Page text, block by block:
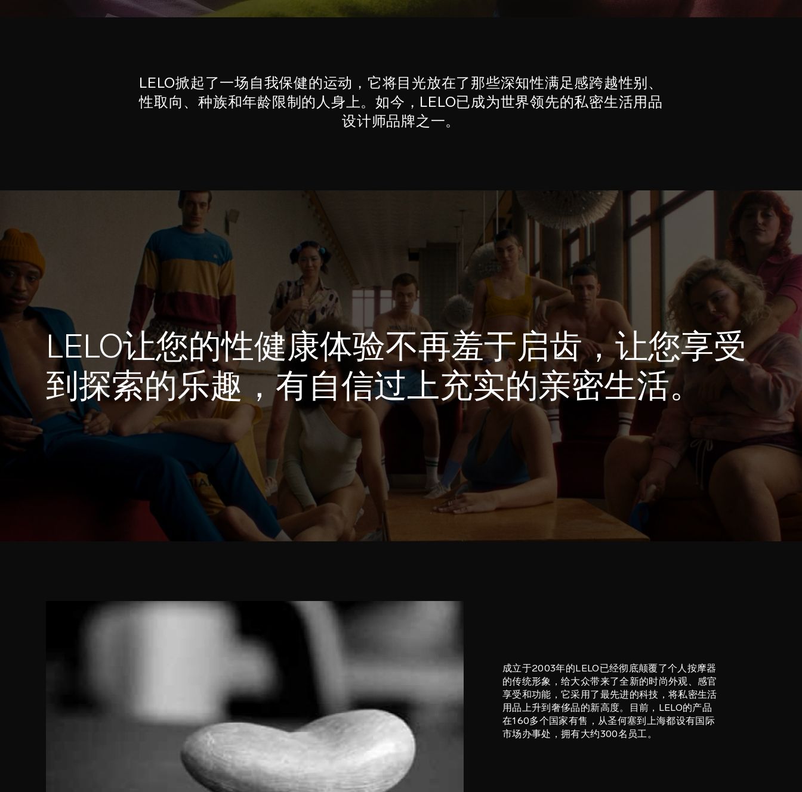
LELO掀起了一场自我保健的运动，它将目光放在了那些深知性满足感跨越性别、
性取向、种族和年龄限制的人身上。如今，LELO已成为世界领先的私密生活用品
设计师品牌之一。
LELO让您的性健康体验不再羞于启齿，让您享受
到探索的乐趣，有自信过上充实的亲密生活。
成立于2003年的LELO已经彻底颠覆了个人按摩器
的传统形象，给大众带来了全新的时尚外观、感官
享受和功能，它采用了最先进的科技，将私密生活
用品上升到奢侈品的新高度。目前，LELO的产品
在160多个国家有售，从圣何塞到上海都设有国际
市场办事处，拥有大约300名员工。